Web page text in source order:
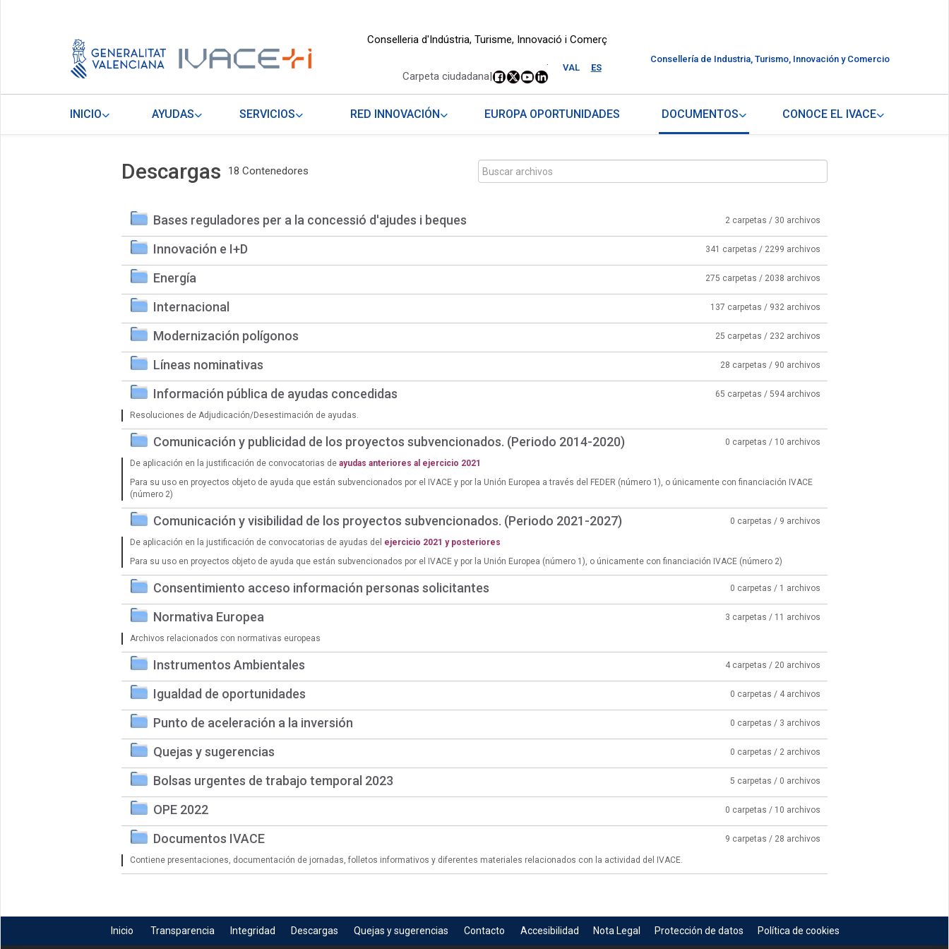
Conselleria d'Indústria, Turisme, Innovació i Comerç
VAL ES
.
Carpeta ciudadana|
Consellería de Industria, Turismo, Innovación y Comercio
INICIO AYUDAS SERVICIOS RED INNOVACIÓN EUROPA OPORTUNIDADES DOCUMENTOS CONOCE EL IVACE
Descargas 18 Contenedores
Bases reguladores per a la concessió d'ajudes i beques 2 carpetas / 30 archivos
Innovación e I+D 341 carpetas / 2299 archivos
Energía 275 carpetas / 2038 archivos
Internacional 137 carpetas / 932 archivos
Modernización polígonos 25 carpetas / 232 archivos
Líneas nominativas 28 carpetas / 90 archivos
Información pública de ayudas concedidas 65 carpetas / 594 archivos
Resoluciones de Adjudicación/Desestimación de ayudas.
Comunicación y publicidad de los proyectos subvencionados. (Periodo 2014-2020) 0 carpetas / 10 archivos
De aplicación en la justificación de convocatorias de ayudas anteriores al ejercicio 2021
Para su uso en proyectos objeto de ayuda que están subvencionados por el IVACE y por la Unión Europea a través del FEDER (número 1), o únicamente con financiación IVACE
(número 2)
Comunicación y visibilidad de los proyectos subvencionados. (Periodo 2021-2027) 0 carpetas / 9 archivos
De aplicación en la justificación de convocatorias de ayudas del ejercicio 2021 y posteriores
Para su uso en proyectos objeto de ayuda que están subvencionados por el IVACE y por la Unión Europea (número 1), o únicamente con financiación IVACE (número 2)
Consentimiento acceso información personas solicitantes 0 carpetas / 1 archivos
Normativa Europea 3 carpetas / 11 archivos
Archivos relacionados con normativas europeas
Instrumentos Ambientales 4 carpetas / 20 archivos
Igualdad de oportunidades 0 carpetas / 4 archivos
Punto de aceleración a la inversión 0 carpetas / 3 archivos
Quejas y sugerencias 0 carpetas / 2 archivos
Bolsas urgentes de trabajo temporal 2023 5 carpetas / 0 archivos
OPE 2022 0 carpetas / 10 archivos
Documentos IVACE 9 carpetas / 28 archivos
Contiene presentaciones, documentación de jornadas, folletos informativos y diferentes materiales relacionados con la actividad del IVACE.
Inicio Transparencia Integridad Descargas Quejas y sugerencias Contacto Accesibilidad Nota Legal Protección de datos Política de cookies